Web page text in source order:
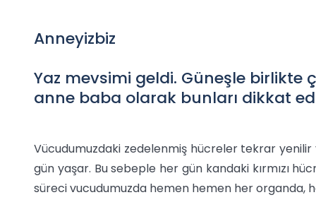
Anneyizbiz
Yaz mevsimi geldi. Güneşle
anne baba olarak bunları dikkat
Vücudumuzdaki zedelenmiş hücreler tekrar yenilir
gün yaşar. Bu sebeple her gün kandaki kırmızı
süreci vucudumuzda hemen hemen her organda,